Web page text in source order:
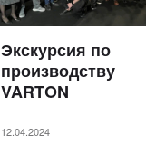
Экскурсия по
производству
VARTON
12.04.2024